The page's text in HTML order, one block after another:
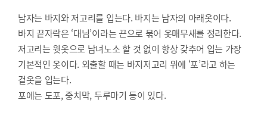
남자는 바지와 저고리를 입는다. 바지는 남자의 아래옷이다.
바지 끝자락은 ‘대님’이라는 끈으로 묶어 옷매무새를 정리한다.
저고리는 윗옷으로 남녀노소 할 것 없이 항상 갖추어 입는 가장
기본적인 옷이다. 외출할 때는 바지저고리 위에 ‘포’라고 하는
겉옷을 입는다.
포에는 도포, 중치막, 두루마기 등이 있다.